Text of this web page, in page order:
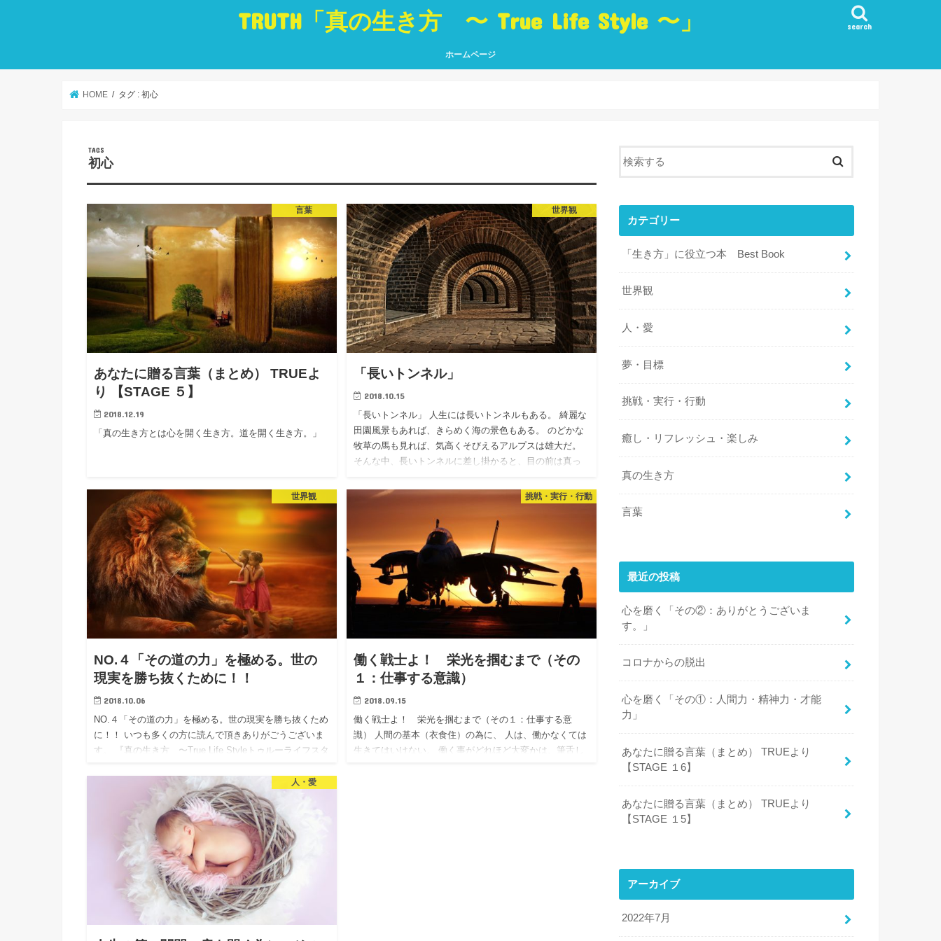
TRUTH「真の生き方 〜 True Life Style 〜」 search
ホームページ
HOME タグ : 初心
初心
言葉
あなたに贈る言葉（まとめ） TRUEよ
り 【STAGE ５】
2018.12.19
「真の生き方とは心を開く生き方。道を開く生き方。」
世界観
「長いトンネル」
2018.10.15
「長いトンネル」 人生には長いトンネルもある。 綺麗な
田園風景もあれば、きらめく海の景色もある。 のどかな
牧草の馬も見れば、気高くそびえるアルプスは雄大だ。
そんな中、長いトンネルに差し掛かると、目の前は真っ
世界観
NO.４「その道の力」を極める。世の
現実を勝ち抜くために！！
2018.10.06
NO.４「その道の力」を極める。世の現実を勝ち抜くため
に！！ いつも多くの方に読んで頂きありがごうございま
す。 『真の生き方 〜True Life Styleトゥルーライフスタ
挑戦・実行・行動
働く戦士よ！ 栄光を掴むまで（その
１：仕事する意識）
2018.09.15
働く戦士よ！ 栄光を掴むまで（その１：仕事する意
識） 人間の基本（衣食住）の為に、 人は、働かなくては
生きてはいけない。 働く事がどれほど大変かは、筆舌し
人・愛
カテゴリー
「生き方」に役立つ本 Best Book
世界観
人・愛
夢・目標
挑戦・実行・行動
癒し・リフレッシュ・楽しみ
真の生き方
言葉
最近の投稿
心を磨く「その②：ありがとうございま
す。」
コロナからの脱出
心を磨く「その①：人間力・精神力・才能
力」
あなたに贈る言葉（まとめ） TRUEより
【STAGE １6】
あなたに贈る言葉（まとめ） TRUEより
【STAGE １5】
アーカイブ
2022年7月